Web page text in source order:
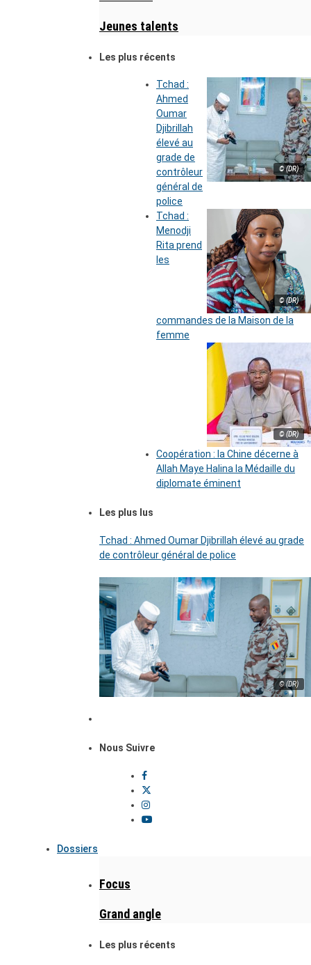
Jeunes talents
Les plus récents
© (DR)
Tchad :
Ahmed
Oumar
Djibrillah
élevé au
grade de
contrôleur
général de
police
© (DR)
Tchad :
Menodji
Rita prend
les
commandes de la Maison de la
femme
© (DR)
Coopération : la Chine décerne à
Allah Maye Halina la Médaille du
diplomate éminent
Les plus lus
Tchad : Ahmed Oumar Djibrillah élevé au grade
de contrôleur général de police
© (DR)
Nous Suivre
Dossiers
Focus
Grand angle
Les plus récents